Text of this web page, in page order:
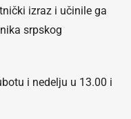
izraz i učinile ga
srpskog
i nedelju u 13.00 i